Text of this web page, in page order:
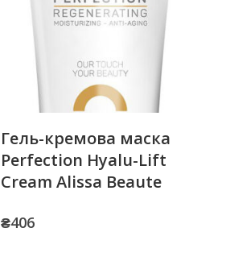
Гель-кремова маска
Perfection Hyalu-Lift
Cream Alissa Beaute
₴406